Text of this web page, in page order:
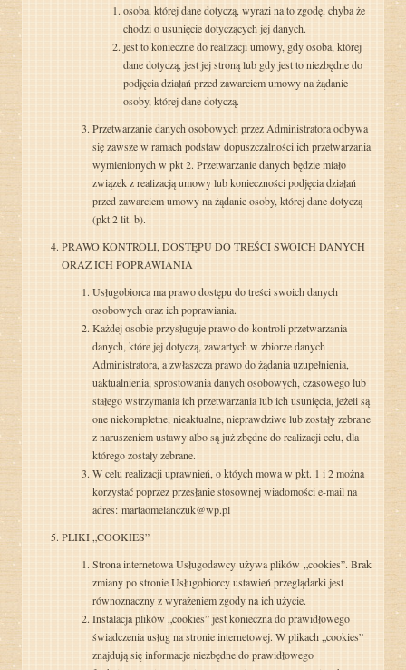
osoba, której dane dotyczą, wyrazi na to zgodę, chyba że
chodzi o usunięcie dotyczących jej danych.
jest to konieczne do realizacji umowy, gdy osoba, której
dane dotyczą, jest jej stroną lub gdy jest to niezbędne do
podjęcia działań przed zawarciem umowy na żądanie
osoby, której dane dotyczą.
Przetwarzanie danych osobowych przez Administratora odbywa
się zawsze w ramach podstaw dopuszczalności ich przetwarzania
wymienionych w pkt 2. Przetwarzanie danych będzie miało
związek z realizacją umowy lub konieczności podjęcia działań
przed zawarciem umowy na żądanie osoby, której dane dotyczą
(pkt 2 lit. b).
PRAWO KONTROLI, DOSTĘPU DO TREŚCI SWOICH DANYCH
ORAZ ICH POPRAWIANIA
Usługobiorca ma prawo dostępu do treści swoich danych
osobowych oraz ich poprawiania.
Każdej osobie przysługuje prawo do kontroli przetwarzania
danych, które jej dotyczą, zawartych w zbiorze danych
Administratora, a zwłaszcza prawo do żądania uzupełnienia,
uaktualnienia, sprostowania danych osobowych, czasowego lub
stałego wstrzymania ich przetwarzania lub ich usunięcia, jeżeli są
one niekompletne, nieaktualne, nieprawdziwe lub zostały zebrane
z naruszeniem ustawy albo są już zbędne do realizacji celu, dla
którego zostały zebrane.
W celu realizacji uprawnień, o któych mowa w pkt. 1 i 2 można
korzystać poprzez przesłanie stosownej wiadomości e-mail na
adres: martaomelanczuk@wp.pl
PLIKI „COOKIES”
Strona internetowa Usługodawcy używa plików „cookies”. Brak
zmiany po stronie Usługobiorcy ustawień przeglądarki jest
równoznaczny z wyrażeniem zgody na ich użycie.
Instalacja plików „cookies” jest konieczna do prawidłowego
świadczenia usług na stronie internetowej. W plikach „cookies”
znajdują się informacje niezbędne do prawidłowego